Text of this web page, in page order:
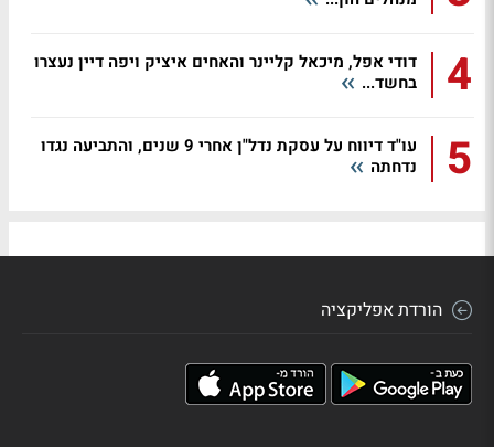
4
דודי אפל, מיכאל קליינר והאחים איציק ויפה דיין נעצרו
בחשד...
5
עו"ד דיווח על עסקת נדל"ן אחרי 9 שנים, והתביעה נגדו
נדחתה
הורדת אפליקציה